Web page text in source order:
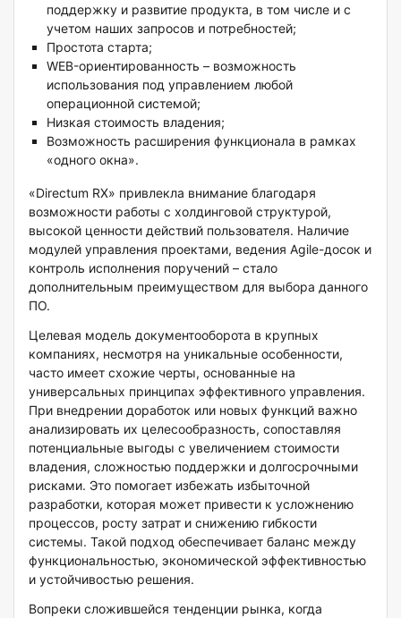
поддержку и развитие продукта, в том числе и с
учетом наших запросов и потребностей;
Простота старта;
WEB-ориентированность – возможность
использования под управлением любой
операционной системой;
Низкая стоимость владения;
Возможность расширения функционала в рамках
«одного окна».
«Directum RX» привлекла внимание благодаря
возможности работы с холдинговой структурой,
высокой ценности действий пользователя. Наличие
модулей управления проектами, ведения Agile-досок и
контроль исполнения поручений – стало
дополнительным преимуществом для выбора данного
ПО.
Целевая модель документооборота в крупных
компаниях, несмотря на уникальные особенности,
часто имеет схожие черты, основанные на
универсальных принципах эффективного управления.
При внедрении доработок или новых функций важно
анализировать их целесообразность, сопоставляя
потенциальные выгоды с увеличением стоимости
владения, сложностью поддержки и долгосрочными
рисками. Это помогает избежать избыточной
разработки, которая может привести к усложнению
процессов, росту затрат и снижению гибкости
системы. Такой подход обеспечивает баланс между
функциональностью, экономической эффективностью
и устойчивостью решения.
Вопреки сложившейся тенденции рынка, когда